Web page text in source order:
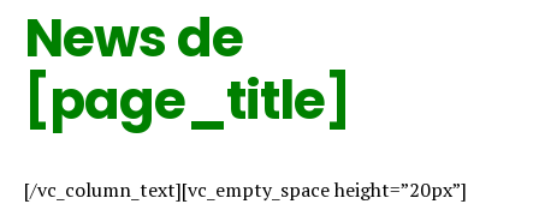
News de
[page_title]
[/vc_column_text][vc_empty_space height=”20px”]